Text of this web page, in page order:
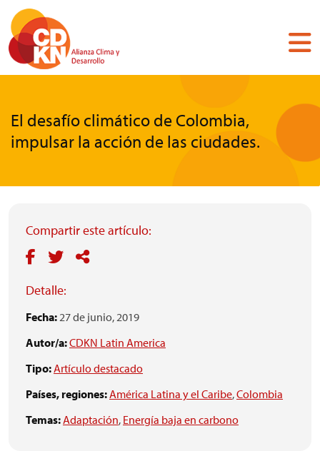
Pasar
contenido
principal
El desafío climático de Colombia,
impulsar la acción de las ciudades.
Compartir este artículo:
Detalle:
Fecha:27 de junio, 2019
Autor/a:CDKN Latin America
Tipo:Artículo destacado
Países, regiones:América Latina y el Caribe,Colombia
Temas:Adaptación, Energía baja en carbono